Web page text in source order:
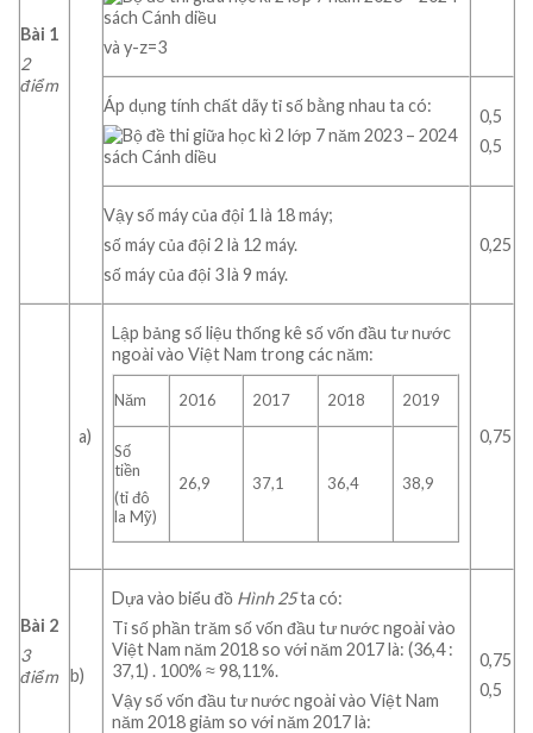
Bài 1
2
điểm
và y-z=3
Áp dụng tính chất dãy tỉ số bằng nhau ta có:
0,5
0,5
Vậy số máy của đội 1 là 18 máy;
số máy của đội 2 là 12 máy.
số máy của đội 3 là 9 máy.
0,25
Bài 2
3
điểm
a)
Lập bảng số liệu thống kê số vốn đầu tư nước
ngoài vào Việt Nam trong các năm:
Năm 2016 2017 2018 2019
Số
tiền
(tỉ đô
la Mỹ)
26,9 37,1 36,4 38,9
0,75
b)
Dựa vào biểu đồ Hình 25ta có:
Tỉ số phần trăm số vốn đầu tư nước ngoài vào
Việt Nam năm 2018 so với năm 2017 là: (36,4 :
37,1) . 100% ≈ 98,11%.
Vậy số vốn đầu tư nước ngoài vào Việt Nam
năm 2018 giảm so với năm 2017 là:
0,75
0,5